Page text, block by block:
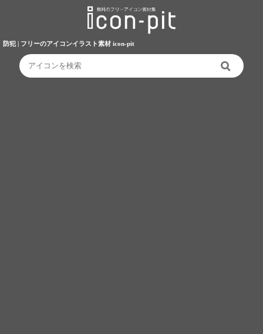
防犯 | フリーのアイコンイラスト素材 icon-pit